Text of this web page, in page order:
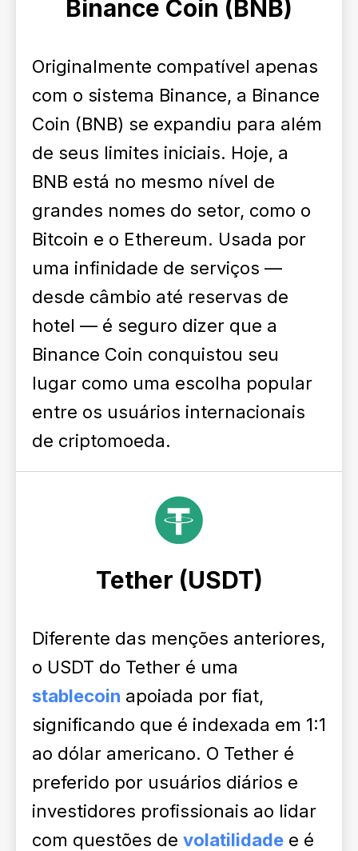
Binance Coin (BNB)
Originalmente compatível apenas
com o sistema Binance, a Binance
Coin (BNB) se expandiu para além
de seus limites iniciais. Hoje, a
BNB está no mesmo nível de
grandes nomes do setor, como o
Bitcoin e o Ethereum. Usada por
uma infinidade de serviços —
desde câmbio até reservas de
hotel — é seguro dizer que a
Binance Coin conquistou seu
lugar como uma escolha popular
entre os usuários internacionais
de criptomoeda.
Tether (USDT)
Diferente das menções anteriores,
o USDT do Tether é uma
stablecoin apoiada por fiat,
significando que é indexada em 1:1
ao dólar americano. O Tether é
preferido por usuários diários e
investidores profissionais ao lidar
com questões de volatilidade e é